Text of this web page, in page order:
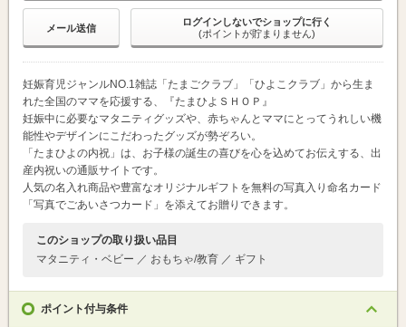
メール送信
ログインしないでショップに行く
(ポイントが貯まりません)
妊娠育児ジャンルNO.1雑誌「たまごクラブ」「ひよこクラブ」から生ま
れた全国のママを応援する、『たまひよＳＨＯＰ』
妊娠中に必要なマタニティグッズや、赤ちゃんとママにとってうれしい機
能性やデザインにこだわったグッズが勢ぞろい。
「たまひよの内祝」は、お子様の誕生の喜びを心を込めてお伝えする、出
産内祝いの通販サイトです。
人気の名入れ商品や豊富なオリジナルギフトを無料の写真入り命名カード
「写真でごあいさつカード」を添えてお贈りできます。
このショップの取り扱い品目
マタニティ・ベビー ／ おもちゃ/教育 ／ ギフト
ポイント付与条件